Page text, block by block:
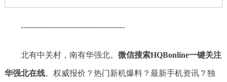
-----------------------------------------
北有中关村，南有华强北。 微信搜索HQBonline一键关注
华强北在线。权威报价？热门新机爆料？最新手机资讯？独